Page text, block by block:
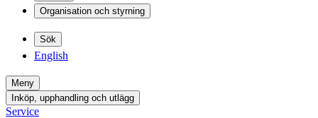
Organisation och styrning
Sök
English
Meny
Inköp, upphandling och utlägg
Service